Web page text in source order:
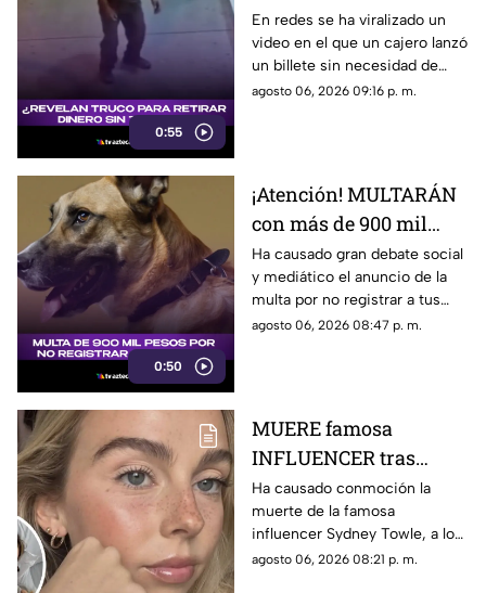
0:55
que CAJERO LANZA
BILLETE sin meter
tarjeta
En redes se ha viralizado un
video en el que un cajero lanzó
un billete sin necesidad de
insertar una tarjeta. ¿Hay algún
agosto 06, 2026 09:16 p. m.
0:50
¡Atención! MULTARÁN
con más de 900 mil
pesos a todos los que
no REGISTREN a sus
MASCOTAS
Ha causado gran debate social
y mediático el anuncio de la
multa por no registrar a tus
mascotas, por lo que la
agosto 06, 2026 08:47 p. m.
MUERE famosa
INFLUENCER tras
luchar contra INUSUAL
enfermedad
Ha causado conmoción la
muerte de la famosa
influencer Sydney Towle, a los
26 años, tras varios años de
agosto 06, 2026 08:21 p. m.